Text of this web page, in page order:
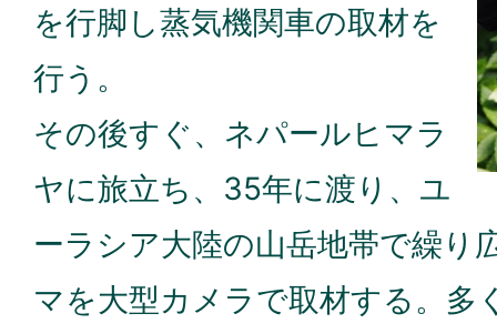
を行脚し蒸気機関車の取材を
行う。
その後すぐ、ネパールヒマラ
ヤに旅立ち、35年に渡り、ユ
ーラシア大陸の山岳地帯で繰り
マを大型カメラで取材する。多